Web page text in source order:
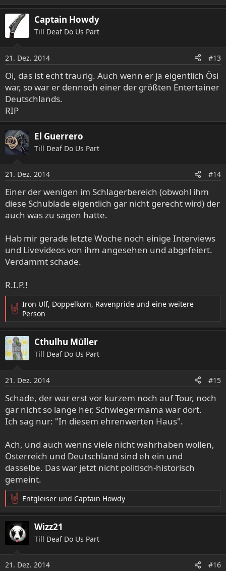
Captain Howdy
Till Deaf Do Us Part
21. Dez. 2014 #13
Oi, das ist echt traurig. Auch wenn er ja eigentlich Ösi
war, so war er dennoch einer der größten Entertainer
Deutschlands.
RIP
El Guerrero
Till Deaf Do Us Part
21. Dez. 2014 #14
Einer der wenigen im Schlagerbereich (obwohl ihm
diese Schublade eigentlich gar nicht gerecht wird) der
auch was zu sagen hatte.
Hab mir gerade letzte Woche noch einige Interviews
und Livevideos von ihm angesehen und abgefeiert.
Verdammt schade.
R.I.P.!
R
a
k
t
i
o
n
e
n
:
Iron Ulf, Doppelkorn, Ravenpride und eine weitere
Person
Cthulhu Müller
Till Deaf Do Us Part
21. Dez. 2014 #15
Schade, der war erst vor kurzem noch auf Tour, noch
gar nicht so lange her, Schwiegermama war dort.
Ich sag nur: "In diesem ehrenwerten Haus".
Ach, und auch wenns viele nicht wahrhaben wollen,
Österreich und Deutschland sind eh ein und
dasselbe. Das war jetzt nicht politisch-historisch
gemeint.
R
e
a
k
t
Entgleiser und Captain Howdy
Wizz21
Till Deaf Do Us Part
21. Dez. 2014 #16